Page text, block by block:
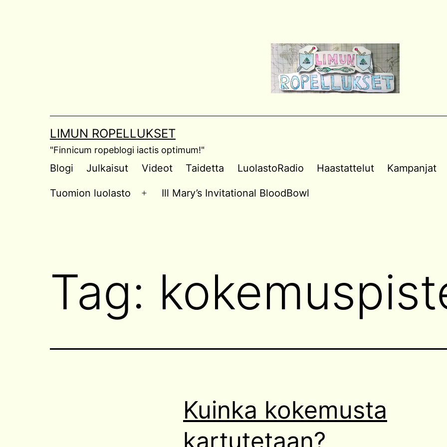
LIMUN ROPELLUKSET
"Finnicum ropeblogi iactis optimum!"
Blogi Julkaisut Videot Taidetta LuolastoRadio Haastattelut Kampanjat
Tuomion luolasto
Open
Ill Mary’s Invitational BloodBowl
Tag:
Kuinka kokemusta
kartutetaan?